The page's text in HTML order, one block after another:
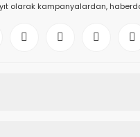
olarak kampanyalardan,